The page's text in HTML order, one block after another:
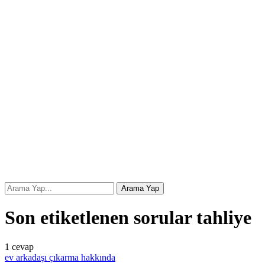
Son etiketlenen sorular tahliye
1 cevap
ev arkadaşı çıkarma hakkında